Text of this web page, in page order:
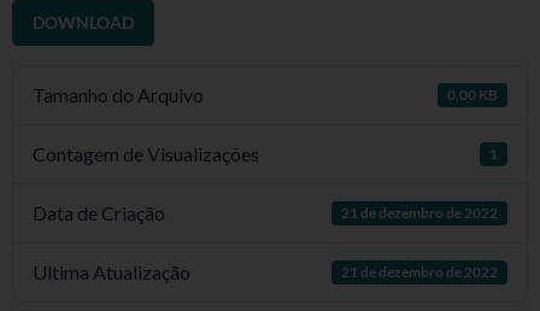
DOWNLOAD
Tamanho do Arquivo 0.00 KB
Contagem de Visualizações 1
Data de Criação 21 de dezembro de 2022
Ultima Atualização 21 de dezembro de 2022